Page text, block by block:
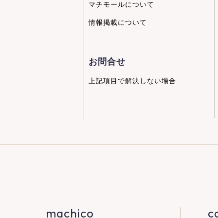
マチモールについて
情報掲載について
お問合せ
上記項目で解決しない場合
machico